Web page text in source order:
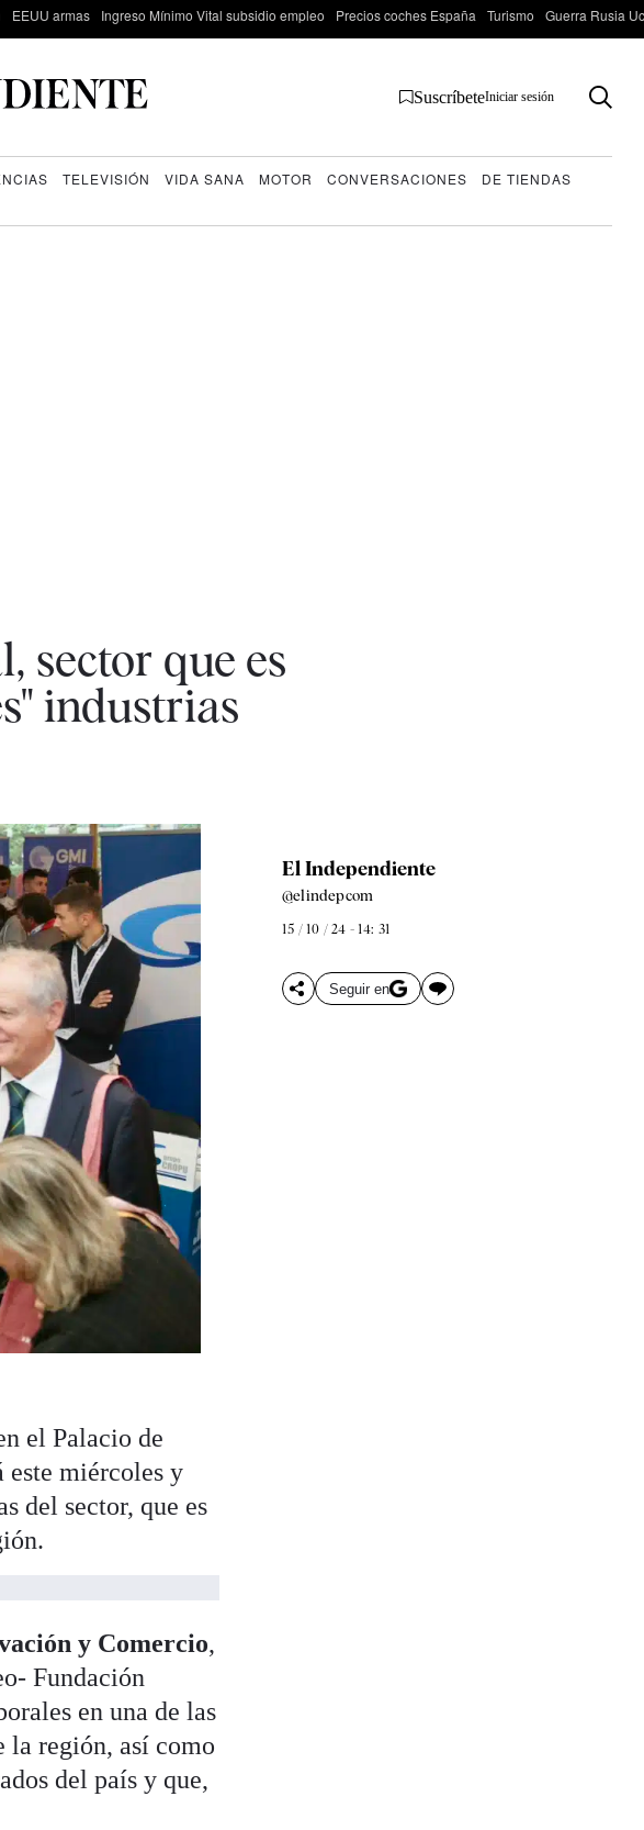
EEUU armas Ingreso Mínimo Vital subsidio empleo Precios coches España Turismo Guerra Rusia
SuscríbeteIniciar sesión
TELEVISIÓN VIDA SANA MOTOR CONVERSACIONES
DE TIENDAS
sector que es
industrias
El Independiente
@elindepcom
15 / 10 / 24 - 14: 31
Seguir en
el Palacio de
este miércoles y
del sector, que es
y Comercio,
Fundación
en una de las
la región, así como
del país y que,